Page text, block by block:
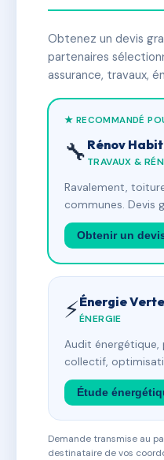
Obtenez un devis
partenaires
assurance, travaux,
★ RECOMMANDÉ
🔧 Rénov
TRAVAUX &
Ravalement,
communes. Devis
Obtenir un
⚡Énergie
ÉNERGIE
Audit
collectif,
Étude
Demande transmise au
destinataire de vos